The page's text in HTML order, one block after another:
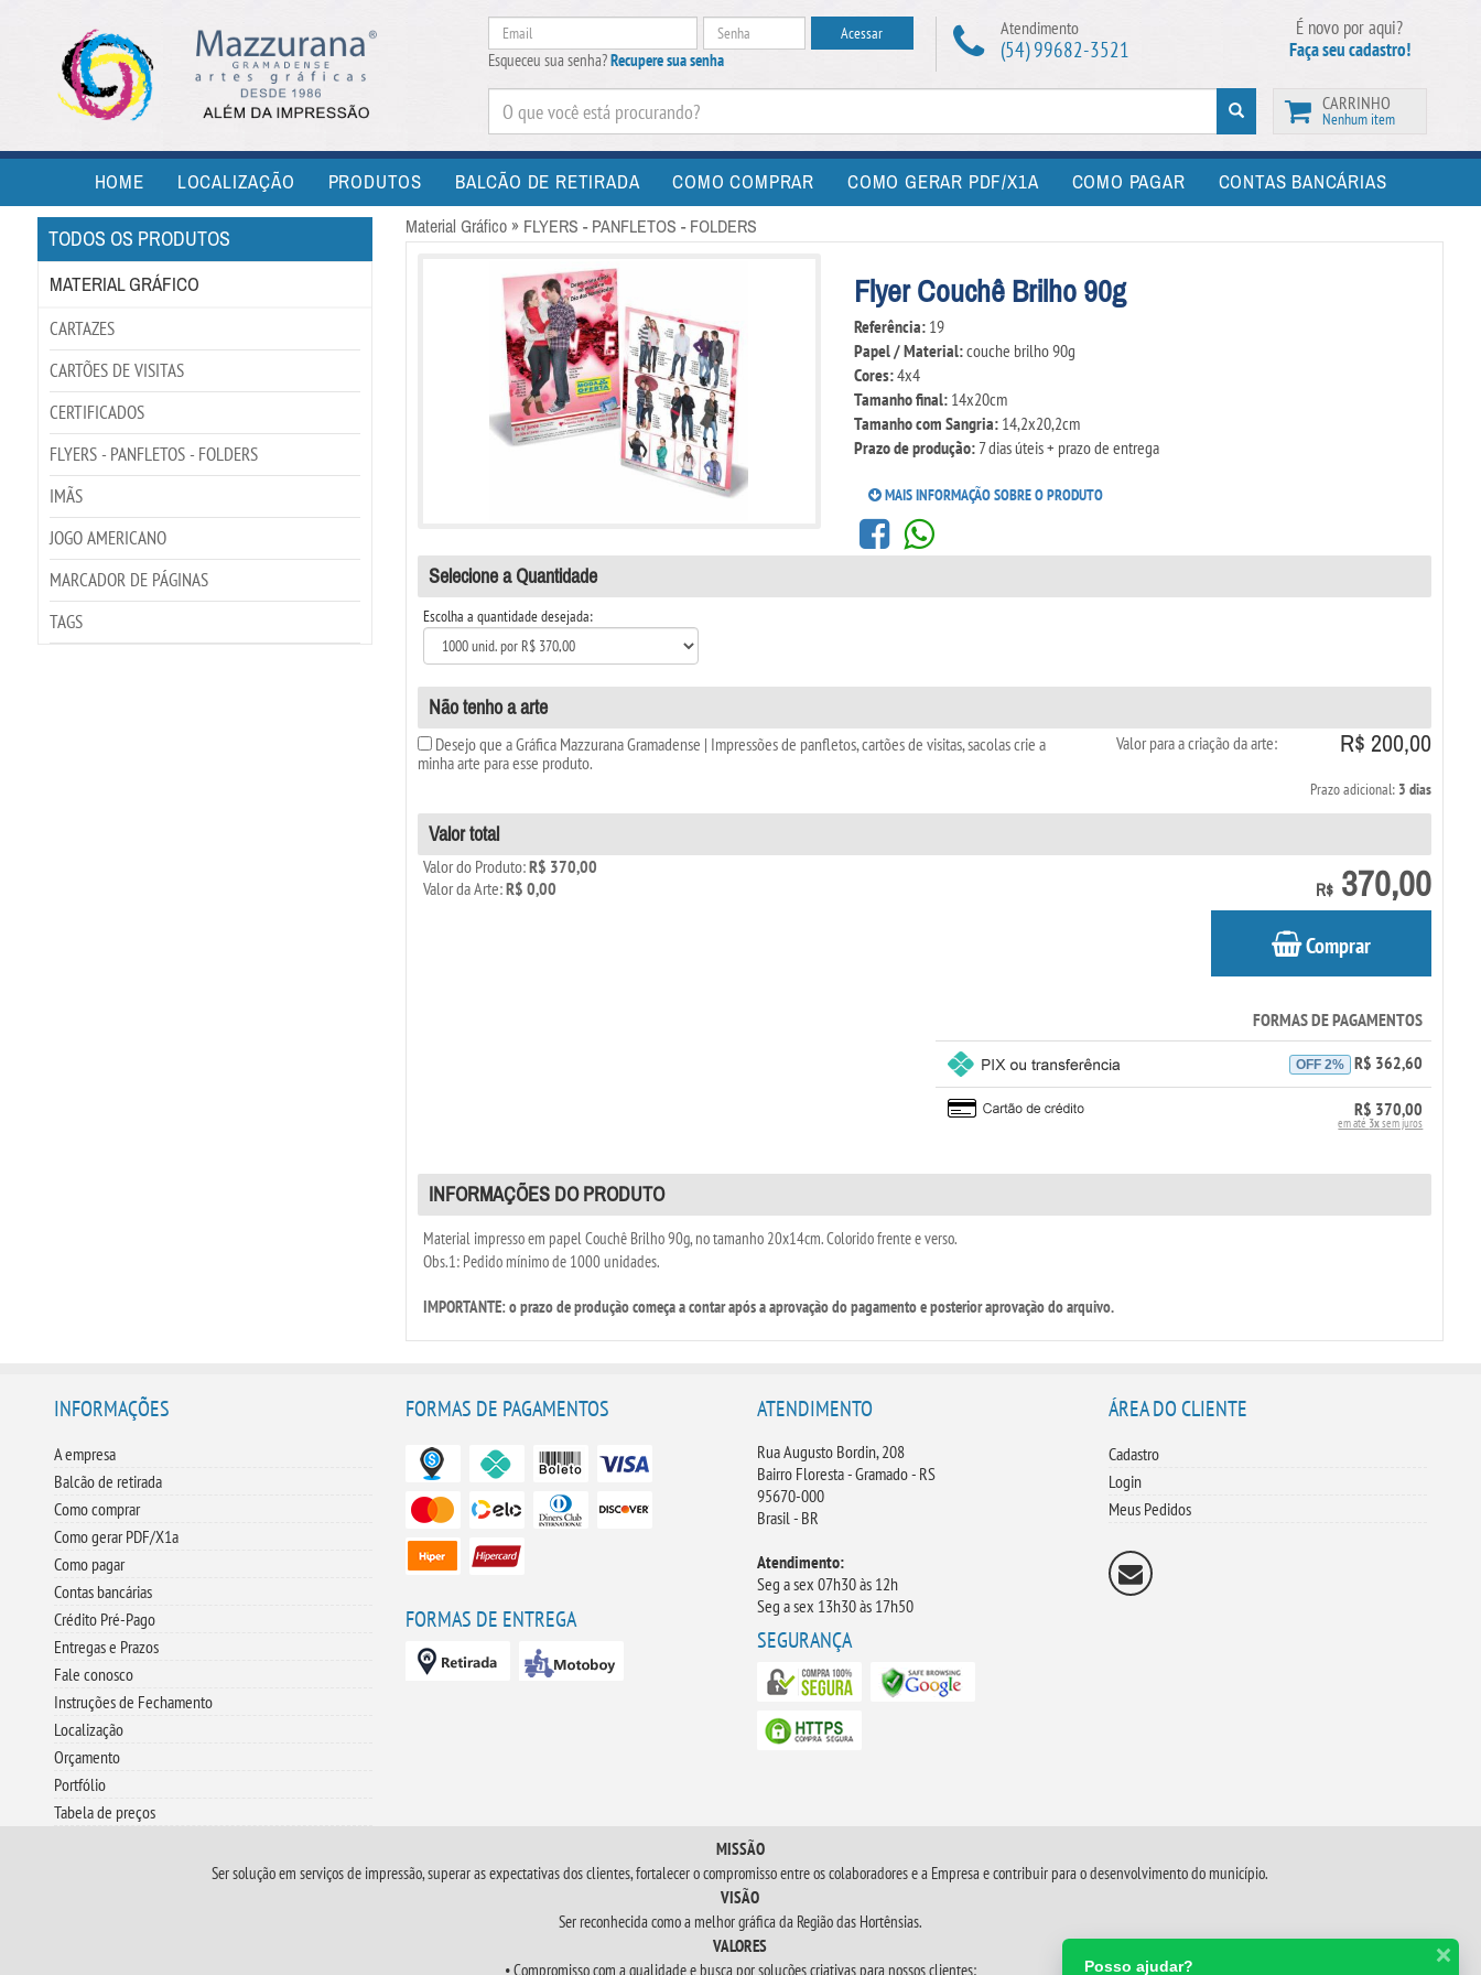
Esqueceu sua senha?Recupere sua senha
Atendimento
(54) 99682-3521
É novo por aqui?
Faça seu cadastro!
CARRINHO
Nenhum item
HOME LOCALIZAÇÃO PRODUTOS BALCÃO DE RETIRADA COMO COMPRAR COMO GERAR PDF/X1A COMO PAGAR CONTAS BANCÁRIAS
TODOS OS PRODUTOS
MATERIAL GRÁFICO
CARTAZES
CARTÕES DE VISITAS
CERTIFICADOS
FLYERS - PANFLETOS - FOLDERS
IMÃS
JOGO AMERICANO
MARCADOR DE PÁGINAS
TAGS
Material Gráfico » FLYERS - PANFLETOS - FOLDERS
Flyer Couchê Brilho 90g
Referência: 19
Papel / Material:couche brilho 90g
Cores:4x4
Tamanho final: 14x20cm
Tamanho com Sangria: 14,2x20,2cm
Prazo de produção: 7 dias úteis + prazo de entrega
MAIS INFORMAÇÃO SOBRE O PRODUTO
Selecione a Quantidade
Escolha a quantidade desejada:
Não tenho a arte
Desejo que a Gráfica Mazzurana Gramadense | Impressões de panfletos, cartões de visitas, sacolas crie a
minha arte para esse produto.
Valor para a criação da arte: R$ 200,00
Prazo adicional: 3 dias
Valor total
Valor do Produto:R$ 370,00
Valor da Arte:R$ 0,00 R$ 370,00
Comprar
FORMAS DE PAGAMENTOS
OFF 2% R$ 362,60
R$ 370,00
em até 3xsem juros
INFORMAÇÕES DO PRODUTO
Material impresso em papel Couchê Brilho 90g, no tamanho 20x14cm. Colorido frente e verso.
Obs.1: Pedido mínimo de 1000 unidades.
IMPORTANTE: o prazo de produção começa a contar após a aprovação do pagamento e posterior aprovação do arquivo.
INFORMAÇÕES
A empresa
Balcão de retirada
Como comprar
Como gerar PDF/X1a
Como pagar
Contas bancárias
Crédito Pré-Pago
Entregas e Prazos
Fale conosco
Instruções de Fechamento
Localização
Orçamento
Portfólio
Tabela de preços
FORMAS DE PAGAMENTOS
FORMAS DE ENTREGA
ATENDIMENTO
Rua Augusto Bordin, 208
Bairro Floresta - Gramado - RS
95670-000
Brasil - BR
Atendimento:
Seg a sex 07h30 às 12h
Seg a sex 13h30 às 17h50
SEGURANÇA
ÁREA DO CLIENTE
Cadastro
Login
Meus Pedidos
MISSÃO
Ser solução em serviços de impressão, superar as expectativas dos clientes, fortalecer o compromisso entre os colaboradores e a Empresa e contribuir para o desenvolvimento do município.
VISÃO
Ser reconhecida como a melhor gráfica da Região das Hortênsias.
VALORES
• Compromisso com a qualidade e busca por soluções criativas para nossos clientes;
Posso ajudar?